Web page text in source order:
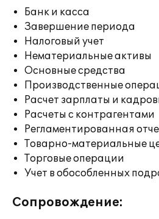
Банк и касса
Завершение периода
Налоговый учет
Нематериальные активы
Основные средства
Производственные
Расчет зарплаты и
Расчеты с контрагентами
Регламентированная
Товарно-материальные
Торговые операции
Учет в обособленных
Сопровождение: